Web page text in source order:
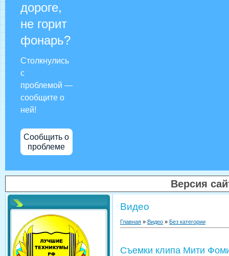
дороге,
не горит
фонарь?
Столкнулись
с
проблемой —
сообщите о
ней!
Сообщить о
проблеме
Версия
Видео
Главная » Видео » Без категории
Съемки клипа Мити